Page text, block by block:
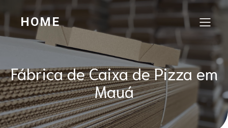
HOME
Fábrica de Caixa de Pizza em
Mauá